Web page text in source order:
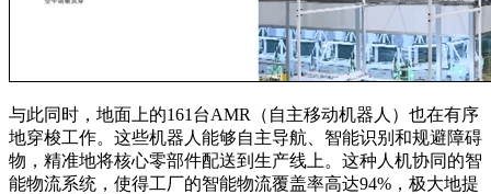
与此同时，地面上的161台AMR（自主移动机器人）也在有序
地穿梭工作。这些机器人能够自主导航、智能识别和规避障碍
物，精准地将核心零部件配送到生产线上。这种人机协同的智
能物流系统，使得工厂的智能物流覆盖率高达94%，极大地提